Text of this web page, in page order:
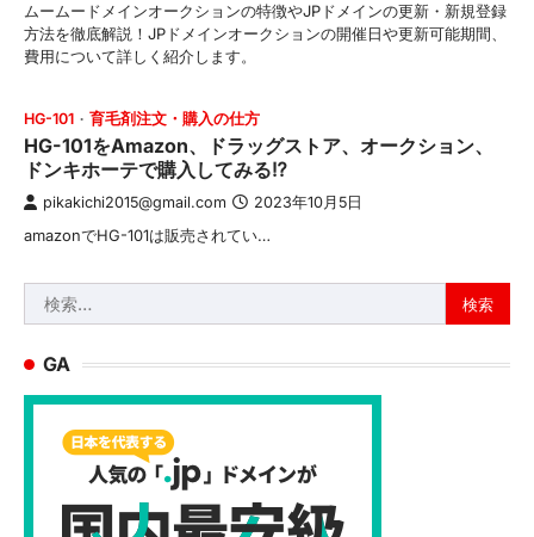
ムームードメインオークションの特徴やJPドメインの更新・新規登録
方法を徹底解説！JPドメインオークションの開催日や更新可能期間、
費用について詳しく紹介します。
HG-101 育毛剤注文・購入の仕方
HG-101をAmazon、ドラッグストア、オークション、
ドンキホーテで購入してみる⁉
pikakichi2015@gmail.com 2023年10月5日
amazonでHG-101は販売されてい…
索:
GA